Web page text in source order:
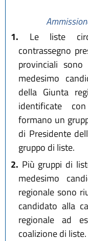
1. Le liste
contrassegno
provinciali
medesimo
della Giunta
identificate
formano un
di Presidente
gruppo di liste.
2. Più gruppi di
medesimo
regionale sono
candidato alla
regionale ad
coalizione di liste.